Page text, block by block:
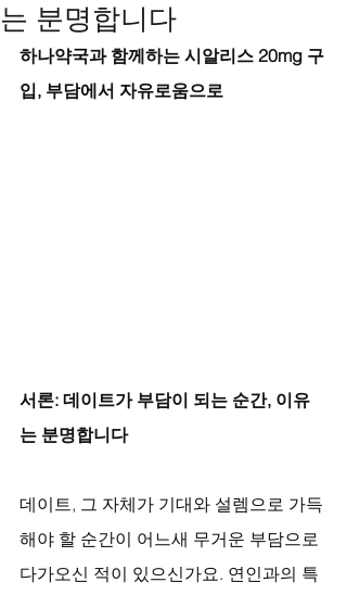
는 분명합니다
하나약국과 함께하는 시알리스 20mg 구
입, 부담에서 자유로움으로
서론: 데이트가 부담이 되는 순간, 이유
는 분명합니다
데이트, 그 자체가 기대와 설렘으로 가득
해야 할 순간이 어느새 무거운 부담으로
다가오신 적이 있으신가요. 연인과의 특